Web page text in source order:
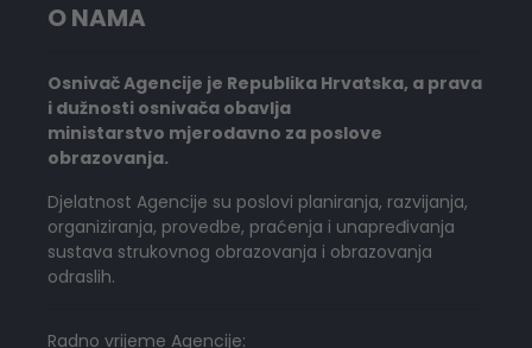
O NAMA
Osnivač Agencije je Republika Hrvatska, a prava
i dužnosti osnivača obavlja
ministarstvo mjerodavno za poslove
obrazovanja.
Djelatnost Agencije su poslovi planiranja, razvijanja,
organiziranja, provedbe, praćenja i unapređivanja
sustava strukovnog obrazovanja i obrazovanja
odraslih.
Radno vrijeme Agencije: